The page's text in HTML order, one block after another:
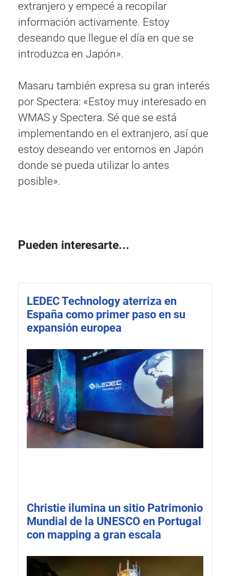
extranjero y empecé a recopilar
información activamente. Estoy
deseando que llegue el día en que se
introduzca en Japón».
Masaru también expresa su gran interés
por Spectera: «Estoy muy interesado en
WMAS y Spectera. Sé que se está
implementando en el extranjero, así que
estoy deseando ver entornos en Japón
donde se pueda utilizar lo antes
posible».
Pueden interesarte...
LEDEC Technology aterriza en
España como primer paso en su
expansión europea
Christie ilumina un sitio Patrimonio
Mundial de la UNESCO en Portugal
con mapping a gran escala